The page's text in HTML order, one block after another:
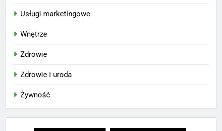
Usługi marketingowe
Wnętrze
Zdrowie
Zdrowie i uroda
Żywność